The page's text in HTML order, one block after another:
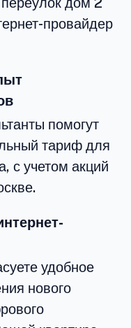
провайдер
помогут
тариф для
с учетом акций
удобное
нового